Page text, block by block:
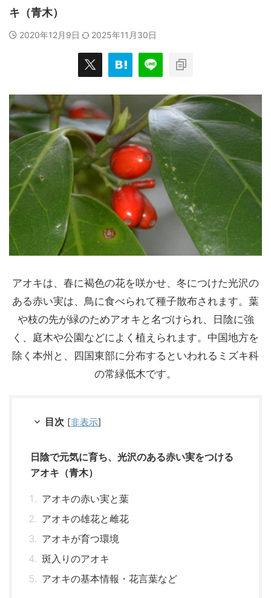
キ（青木）
2020年12月9日 2025年11月30日
アオキは、春に褐色の花を咲かせ、冬につけた光沢の
ある赤い実は、鳥に食べられて種子散布されます。葉
や枝の先が緑のためアオキと名づけられ、日陰に強
く、庭木や公園などによく植えられます。中国地方を
除く本州と、四国東部に分布するといわれるミズキ科
の常緑低木です。
目次 [非表示]
日陰で元気に育ち、光沢のある赤い実をつける
アオキ（青木）
アオキの赤い実と葉
アオキの雄花と雌花
アオキが育つ環境
斑入りのアオキ
アオキの基本情報・花言葉など